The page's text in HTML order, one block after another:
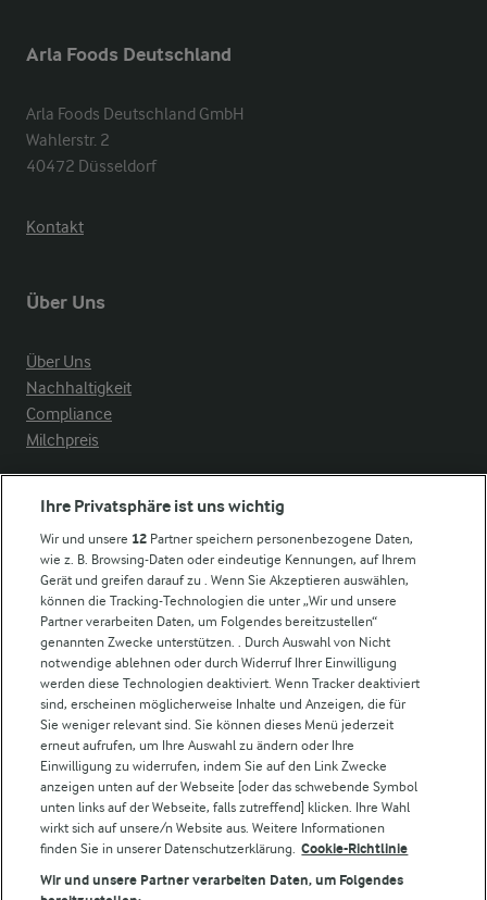
Arla Foods Deutschland
Arla Foods Deutschland GmbH
Wahlerstr. 2
40472 Düsseldorf
Kontakt
Über Uns
Über Uns
Nachhaltigkeit
Compliance
Milchpreis
Weitere Arla Websites
Castello
Lurpak
Arla Pro
Für unsere Landwirt:innen
Folge uns!
Ihre Privatsphäre ist uns wichtig
Wir und unsere 12 Partner speichern personenbezogene Daten,
wie z. B. Browsing-Daten oder eindeutige Kennungen, auf Ihrem
Gerät und greifen darauf zu . Wenn Sie Akzeptieren auswählen,
können die Tracking-Technologien die unter „Wir und unsere
Partner verarbeiten Daten, um Folgendes bereitzustellen“
genannten Zwecke unterstützen. . Durch Auswahl von Nicht
notwendige ablehnen oder durch Widerruf Ihrer Einwilligung
werden diese Technologien deaktiviert. Wenn Tracker deaktiviert
sind, erscheinen möglicherweise Inhalte und Anzeigen, die für
Sie weniger relevant sind. Sie können dieses Menü jederzeit
erneut aufrufen, um Ihre Auswahl zu ändern oder Ihre
Einwilligung zu widerrufen, indem Sie auf den Link Zwecke
anzeigen unten auf der Webseite [oder das schwebende Symbol
unten links auf der Webseite, falls zutreffend] klicken. Ihre Wahl
wirkt sich auf unsere/n Website aus. Weitere Informationen
finden Sie in unserer Datenschutzerklärung. Cookie-Richtlinie
Wir und unsere Partner verarbeiten Daten, um Folgendes